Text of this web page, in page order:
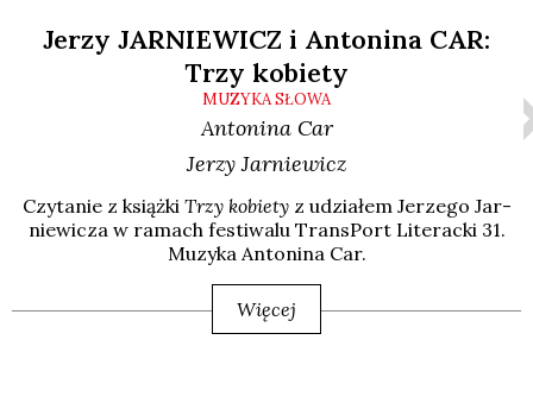
Jerzy JARNIEWICZ i Antonina CAR:
Trzy kobiety
MUZYKA SŁOWA
Antonina Car
JerzyJarniewicz
Czy­ta­nie z książ­ki Trzy kobie­tyz udzia­łem Jerze­go Jar­
nie­wi­cza w ramach festi­wa­lu Trans­Port Lite­rac­ki 31.
Muzy­ka Anto­ni­na Car.
Więcej